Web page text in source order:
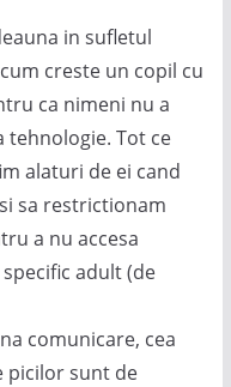
in sufletul
creste un copil cu
ca nimeni nu a
tehnologie. Tot ce
alaturi de ei cand
sa restrictionam
a nu accesa
adult (de
comunicare, cea
picilor sunt de